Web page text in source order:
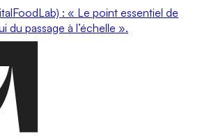
: « Le point essentiel de
du passage à l’échelle ».